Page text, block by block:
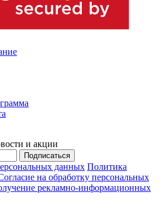
и акции
Подписаться
данных Политика
на обработку персональных
рекламно-информационных